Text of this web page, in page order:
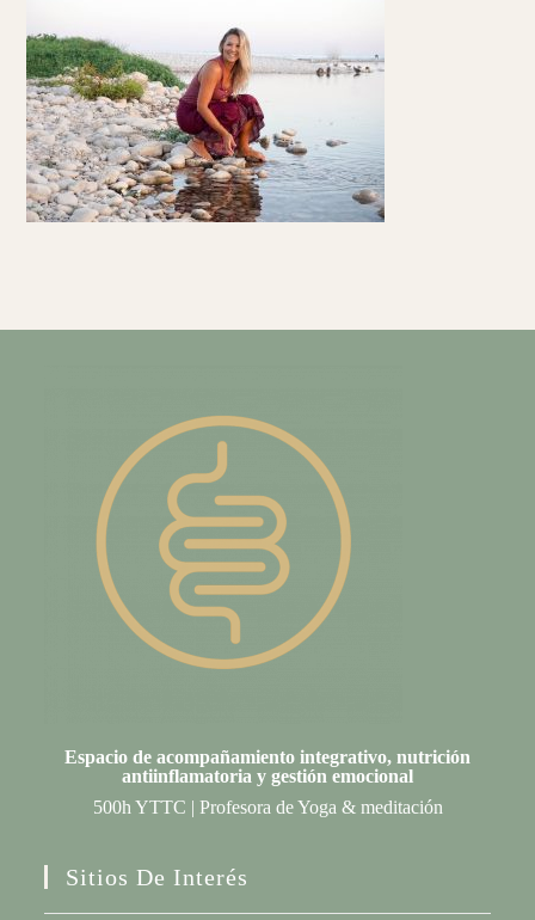
Espacio de acompañamiento integrativo, nutrición
antiinflamatoria y gestión emocional
500h YTTC | Profesora de Yoga & meditación
Sitios De Interés